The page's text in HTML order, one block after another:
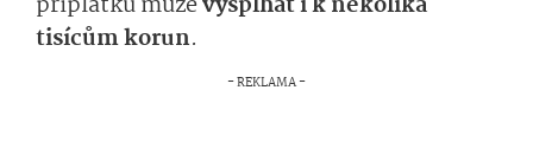
tisícům korun.